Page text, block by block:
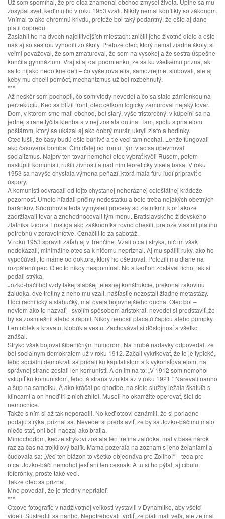
Už som spomínal, že pre otca znamenal obchod zmysel života. Úplne sa mu
zosypal svet, keď mu ho v roku 1953 vzali. Nikdy nemal konflikty so zákonom.
Vnímal to ako ohromnú krivdu, pretože bol taký pedantný, že ešte aj dane
platil dopredu.
Zasiahli ho na dvoch najcitlivejších miestach: zničili jeho životné dielo a ešte
nás aj so sestrou vyhodili zo školy. Pretože otec, ktorý nemal žiadne školy, si
veľmi považoval, že som zmaturoval, že som na vysokej a že sestra úspešne
končila gymnázium. Vraj si aj dal podmienku, že sa ku všetkému prizná, ak
sa to nijako nedotkne detí – čo vyšetrovatelia, samozrejme, sľubovali, ale aj
keby mu chceli pomôcť, mechanizmus už bol rozbehnutý.
***
Až neskôr som pochopil, čo som vtedy nevedel a čo sa stalo zámienkou na
perzekúciu. Keď sa blížil front, otec celkom logicky zamuroval nejaký tovar.
Dom, v ktorom sme mali obchod, bol starý, vyše tristoročný, v kúpeľni sa na
jednej strane týčila klenba a v nej zostala dutina. Tam, spolu s priateľom
poštárom, ktorý sa ukázal aj ako dobrý murár, ukryli zlato a hodinky.
Otec tušil, že časy budú ešte búrlivé a tie veci tam nechal. Lenže fungovali
ako časovaná bomba. Čím ďalej od frontu, tým viac sa upevňoval
socializmus. Najprv ten tovar nemohol otec vybrať kvôli Rusom, potom
nastúpili komunisti, rušili živnosti a nad ním teoreticky visela basa. V roku
1953 sa navyše chystala výmena peňazí, ktorá mala fúru ľudí pripraviť o
úspory.
A komunisti odvracali od tejto chystanej nehoráznej celoštátnej krádeže
pozornosť. Umelo hľadali príčiny nedostatku a bolo treba nejakých obetných
baránkov. Súdruhovia teda vymysleli procesy so zlatníkmi, ktorí akože
zadržiavali tovar a znehodnocovali tým menu. Bratislavského židovského
zlatníka Izidora Frostiga ako záškodníka rovno obesili, pretože vlastnil platinu
potrebnú v zdravotníctve. Označili to za sabotáž.
V roku 1953 spravili záťah aj v Trenčíne. Vzali otca i strýka, nič im však
nedokázali, minimálne otec sa k ničomu nepriznal. Aj mu spálili ruky, ako ho
vypočúvali, to máme od doktora, ktorý ho ošetroval. Položili mu dlane na
rozpálenú pec. Otec to nikdy nespomínal. No a keď on zostával ticho, tak si
podali strýka.
Jožko-báči bol vždy takej slabšej telesnej konštrukcie, prekonal rakovinu
žalúdka, dve tretiny z neho mu vzali, našťastie nezostali žiadne metastázy.
Hoci rachitický a slabučký, mal oveľa bojovnejšieho ducha. Otec bol –
neviem ako to nazvať – svojím spôsobom aristokrat, nevedel si predstaviť, že
by sa zosmiešnil alebo strápnil. Nikdy nenosil placatú čapicu alebo pumpky.
Len oblek a kravatu, klobúk a vestu. Zachovával si dôstojnosť a všetko
znášal.
Strýko však bojoval šibeničným humorom. Na hrubé nadávky odpovedal, že
bol sociálnym demokratom už v roku 1912. Začali vykrikovať, že to je typické,
lebo sociálni demokrati sa pridali ku kapitalistom a k vykorisťovateľom, na
správnej strane zostali len komunisti. A on im na to: „V 1912 som nemohol
vstúpiť ku komunistom, lebo tá strana vznikla až v roku 1921.“ Narevali naňho
a šup na samotku. A ako kráčal po chodbe, na stole služby ležala škatuľa s
klincami a on hneď tri z nich zhltol. Museli ho okamžite operovať, šiel do
nemocnice.
Takže s ním si až tak neporadili. No keď otcovi oznámili, že si poriadne
podajú strýka, priznal sa. Nevedel si predstaviť, že by sa Jožko-báčimu malo
niečo stať, oni boli naozaj ako bratia.
Mimochodom, keďže strýkovi zostala len tretina žalúdka, mal v base nárok
raz za čas na trojkilový balík. Mama pozerala na zoznam s jeho želaniami a
čudovala sa: „Veď ten blázon to všetko objednáva pre Zoliho!“ – teda pre
otca. Jožko-báči nemohol jesť ani len cesnak. A tu si ho pýtal, aj cibuľu,
feferónky, proste také veci.
Takže otec sa priznal.
Mne povedali, že je triedny nepriateľ.
***
Otcove fotografie v nadživotnej veľkosti vystavili v Dynamitke, aby všetci
videli. Sústredili sa naňho. Nepotrebovali tvrdiť, že piati mali veľa, ale že mal